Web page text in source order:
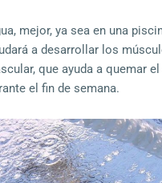
mejor, ya sea en una
a desarrollar los
que ayuda a quemar
el fin de semana.